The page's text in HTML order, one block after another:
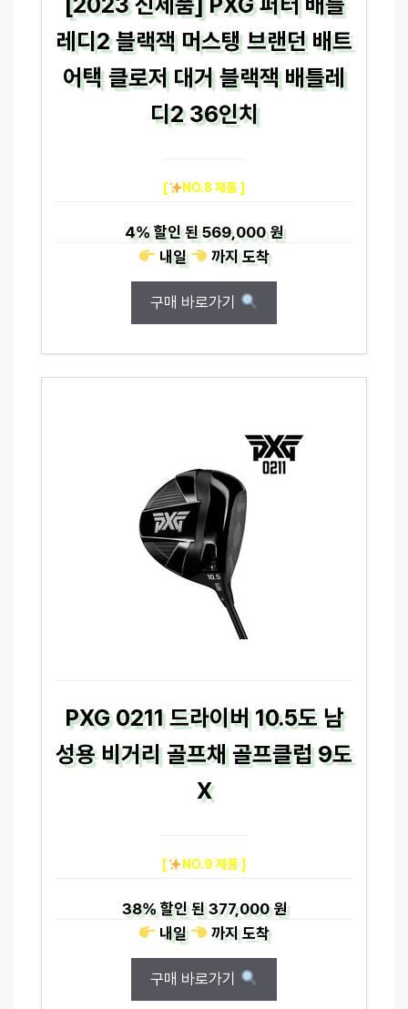
레디2 블랙잭 머스탱 브랜던 배트
어택 클로저 대거 블랙잭 배틀레
디2 36인치
[ NO.8 제품 ]
4%할인 된569,000 원
내일
까지도착
구매 바로가기
PXG 0211 드라이버 10.5도 남
성용 비거리 골프채 골프클럽 9도
X
[ NO.9 제품 ]
38%할인 된377,000 원
내일
까지도착
구매 바로가기